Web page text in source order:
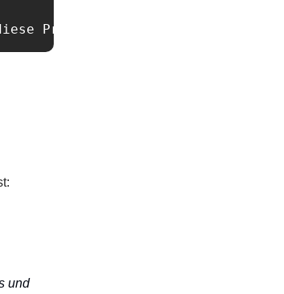
Probleme kenne und lösen kann.
und